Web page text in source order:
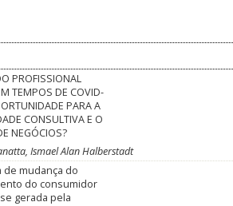
PROFISSIONAL
TEMPOS DE COVID-
PARA A
CONSULTIVA E O
NEGÓCIOS?
Ismael Alan Halberstadt
de mudança do
do consumidor
gerada pela